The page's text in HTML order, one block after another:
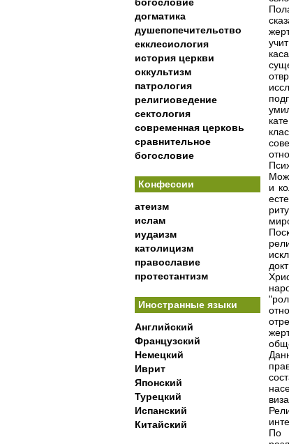
догматика
душепопечительство
екклесиология
история церкви
оккультизм
патрология
религиоведение
сектология
современная церковь
сравнительное
богословие
Конфессии
атеизм
ислам
иудаизм
католицизм
православие
протестантизм
Иностранные языки
Английский
Французский
Немецкий
Иврит
Японский
Турецкий
Испанский
Китайский
и
По